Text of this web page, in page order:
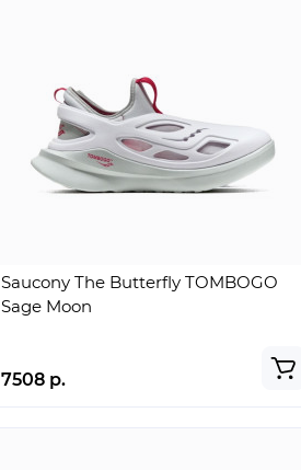
Saucony The Butterfly TOMBOGO
Sage Moon
7508 р.